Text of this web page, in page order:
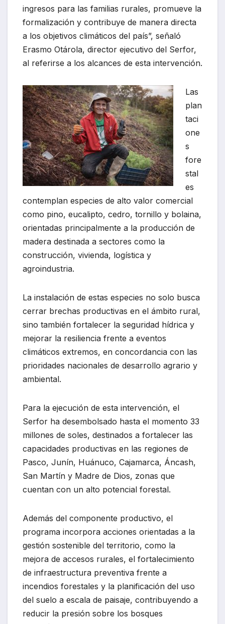
ingresos para las familias rurales, promueve la
formalización y contribuye de manera directa
a los objetivos climáticos del país”, señaló
Erasmo Otárola, director ejecutivo del Serfor,
al referirse a los alcances de esta intervención.
Las
plan
taci
one
s
fore
stal
es
contemplan especies de alto valor comercial
como pino, eucalipto, cedro, tornillo y bolaina,
orientadas principalmente a la producción de
madera destinada a sectores como la
construcción, vivienda, logística y
agroindustria.
La instalación de estas especies no solo busca
cerrar brechas productivas en el ámbito rural,
sino también fortalecer la seguridad hídrica y
mejorar la resiliencia frente a eventos
climáticos extremos, en concordancia con las
prioridades nacionales de desarrollo agrario y
ambiental.
Para la ejecución de esta intervención, el
Serfor ha desembolsado hasta el momento 33
millones de soles, destinados a fortalecer las
capacidades productivas en las regiones de
Pasco, Junín, Huánuco, Cajamarca, Áncash,
San Martín y Madre de Dios, zonas que
cuentan con un alto potencial forestal.
Además del componente productivo, el
programa incorpora acciones orientadas a la
gestión sostenible del territorio, como la
mejora de accesos rurales, el fortalecimiento
de infraestructura preventiva frente a
incendios forestales y la planificación del uso
del suelo a escala de paisaje, contribuyendo a
reducir la presión sobre los bosques